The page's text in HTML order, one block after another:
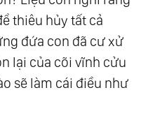
Thay Đổi Thế Giới
thiêu hủy tất cả
đứa con đã cư xử
lại của cõi vĩnh cửu
sẽ làm cái điều như